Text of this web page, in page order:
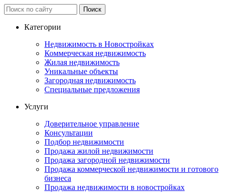
Категории
Недвижимость в Новостройках
Коммерческая недвижимость
Жилая недвижимость
Уникальные объекты
Загородная недвижимость
Специальные предложения
Услуги
Доверительное управление
Консультации
Подбор недвижимости
Продажа жилой недвижимости
Продажа загородной недвижимости
Продажа коммерческой недвижимости и готового
бизнеса
Продажа недвижимости в новостройках